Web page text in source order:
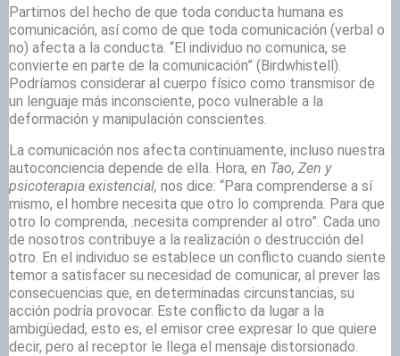
Partimos del hecho de que toda conducta humana es
comunicación, así como de que toda comunicación (verbal o
no) afecta a la conducta. “El individuo no comunica, se
convierte en parte de la comunicación” (Birdwhistell).
Podríamos considerar al cuerpo físico como transmisor de
un lenguaje más inconsciente, poco vulnerable a la
deformación y manipulación conscientes.
La comunicación nos afecta continuamente, incluso nuestra
autoconciencia depende de ella. Hora, en Tao, Zen y
psicoterapia existencial, nos dice: “Para comprenderse a sí
mismo, el hombre necesita que otro lo comprenda. Para que
otro lo comprenda, .necesita comprender al otro”. Cada uno
de nosotros contribuye a la realización o destrucción del
otro. En el individuo se establece un conflicto cuando siente
temor a satisfacer su necesidad de comunicar, al prever las
consecuencias que, en determinadas circunstancias, su
acción podría provocar. Este conflicto da lugar a la
ambigüedad, esto es, el emisor cree expresar lo que quiere
decir, pero al receptor le llega el mensaje distorsionado.